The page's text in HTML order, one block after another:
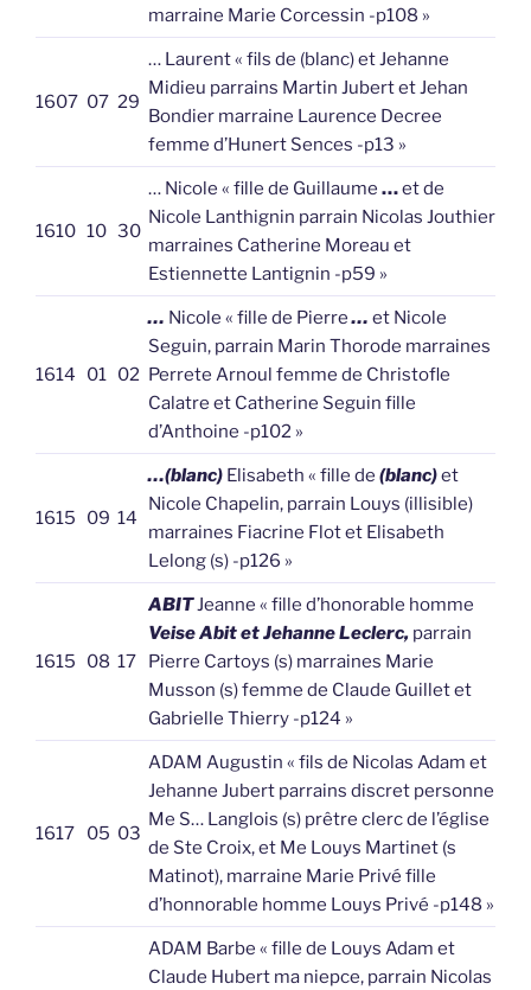
marraine Marie Corcessin -p108 »
1607 07 29
… Laurent « fils de (blanc) et Jehanne
Midieu parrains Martin Jubert et Jehan
Bondier marraine Laurence Decree
femme d’Hunert Sences -p13 »
1610 10 30
… Nicole « fille de Guillaume …et de
Nicole Lanthignin parrain Nicolas Jouthier
marraines Catherine Moreau et
Estiennette Lantignin -p59 »
1614 01 02
… Nicole « fille de Pierre… et Nicole
Seguin, parrain Marin Thorode marraines
Perrete Arnoul femme de Christofle
Calatre et Catherine Seguin fille
d’Anthoine -p102 »
1615 09 14
…(blanc) Elisabeth « fille de (blanc)et
Nicole Chapelin, parrain Louys (illisible)
marraines Fiacrine Flot et Elisabeth
Lelong (s) -p126 »
1615 08 17
ABITJeanne « fille d’honorable homme
Veise Abit et Jehanne Leclerc, parrain
Pierre Cartoys (s) marraines Marie
Musson (s) femme de Claude Guillet et
Gabrielle Thierry -p124 »
1617 05 03
ADAM Augustin « fils de Nicolas Adam et
Jehanne Jubert parrains discret personne
Me S… Langlois (s) prêtre clerc de l’église
de Ste Croix, et Me Louys Martinet (s
Matinot), marraine Marie Privé fille
d’honnorable homme Louys Privé -p148 »
ADAM Barbe « fille de Louys Adam et
Claude Hubert ma niepce, parrain Nicolas